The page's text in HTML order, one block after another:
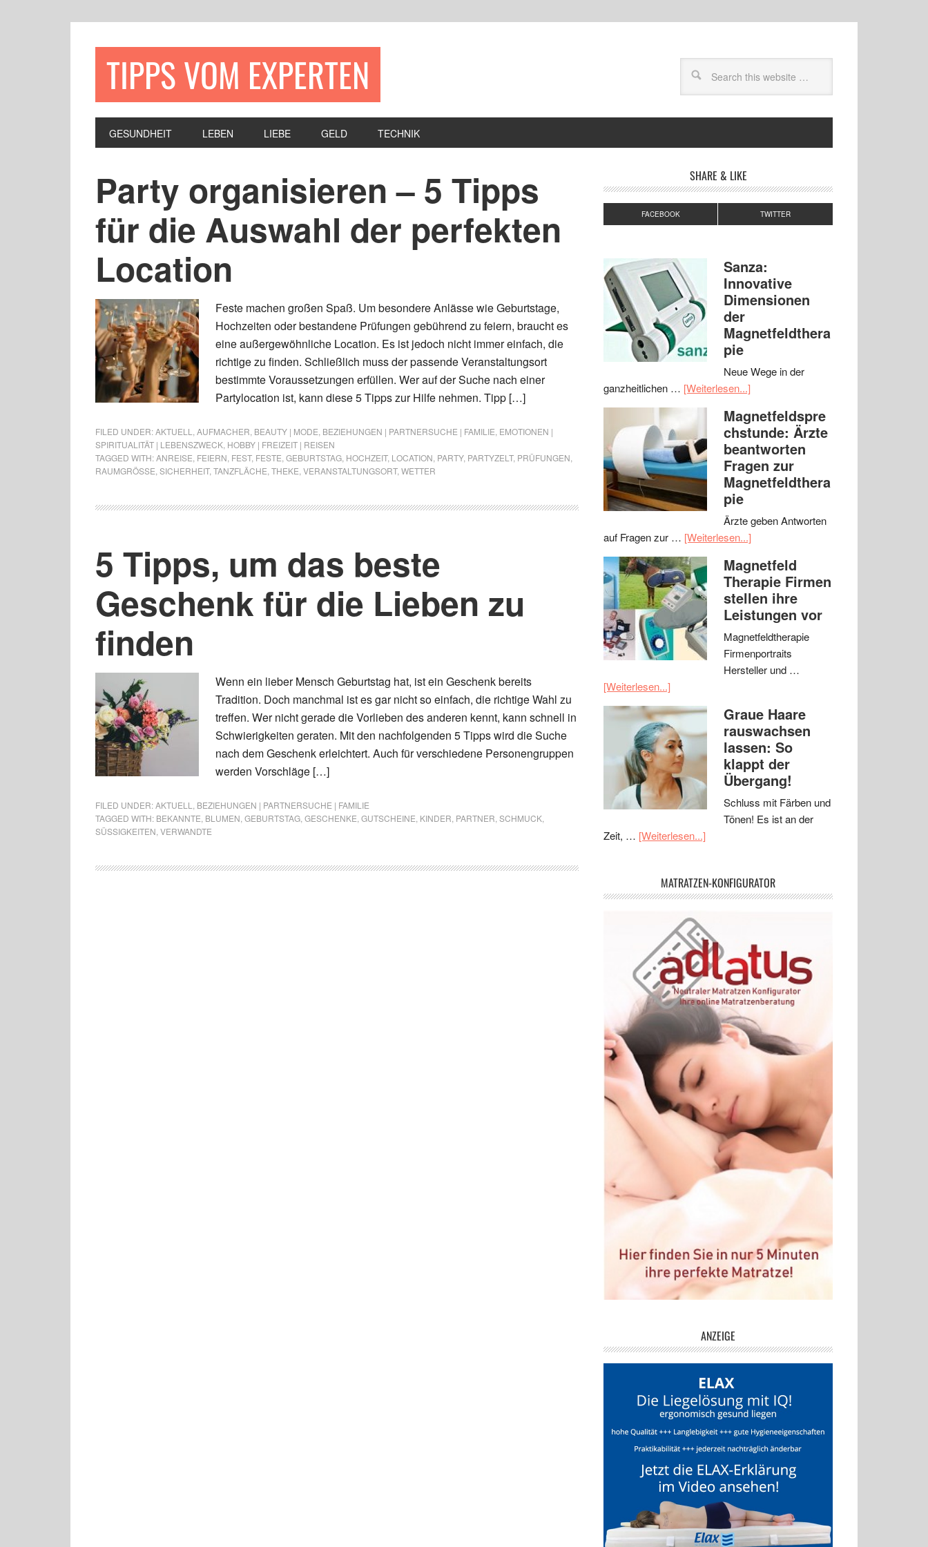
TIPPS VOM EXPERTEN
GESUNDHEIT LEBEN LIEBE GELD TECHNIK
Party organisieren – 5 Tipps
für die Auswahl der perfekten
Location
Feste machen großen Spaß. Um besondere Anlässe wie Geburtstage,
Hochzeiten oder bestandene Prüfungen gebührend zu feiern, braucht es
eine außergewöhnliche Location. Es ist jedoch nicht immer einfach, die
richtige zu finden. Schließlich muss der passende Veranstaltungsort
bestimmte Voraussetzungen erfüllen. Wer auf der Suche nach einer
Partylocation ist, kann diese 5 Tipps zur Hilfe nehmen. Tipp […]
FILED UNDER:AKTUELL AUFMACHER BEAUTY | MODE BEZIEHUNGEN | PARTNERSUCHE | FAMILIE EMOTIONEN |
SPIRITUALITÄT | LEBENSZWECK HOBBY | FREIZEIT | REISEN
TAGGED WITH:ANREISE FEIERN FEST, FESTE GEBURTSTAG HOCHZEIT, LOCATION PARTY, PARTYZELT, PRÜFUNGEN
RAUMGRÖSSE
SICHERHEIT, TANZFLÄCHE THEKE VERANSTALTUNGSORT, WETTER
5 Tipps, um das beste
Geschenk für die Lieben zu
finden
Wenn ein lieber Mensch Geburtstag hat, ist ein Geschenk bereits
Tradition. Doch manchmal ist es gar nicht so einfach, die richtige Wahl zu
treffen. Wer nicht gerade die Vorlieben des anderen kennt, kann schnell in
Schwierigkeiten geraten. Mit den nachfolgenden 5 Tipps wird die Suche
nach dem Geschenk erleichtert. Auch für verschiedene Personengruppen
werden Vorschläge […]
FILED UNDER:AKTUELL
BEZIEHUNGEN | PARTNERSUCHE | FAMILIE
TAGGED WITH: BEKANNTE BLUMEN GEBURTSTAG GESCHENKE GUTSCHEINE KINDER PARTNER SCHMUCK
SÜSSIGKEITEN
VERWANDTE
SHARE & LIKE
FACEBOOK TWITTER
Sanza:
Innovative
Dimensionen
der
Magnetfeldthera
pie
Neue Wege in der
ganzheitlichen … [Weiterlesen...]
Magnetfeldspre
chstunde: Ärzte
beantworten
Fragen zur
Magnetfeldthera
pie
Ärzte geben Antworten
auf Fragen zur … [Weiterlesen...]
Magnetfeld
Therapie Firmen
stellen ihre
Leistungen vor
Magnetfeldtherapie
Firmenportraits
Hersteller und …
[Weiterlesen...]
Graue Haare
rauswachsen
lassen: So
klappt der
Übergang!
Schluss mit Färben und
Tönen! Es ist an der
Zeit, … [Weiterlesen...]
MATRATZEN-KONFIGURATOR
ANZEIGE